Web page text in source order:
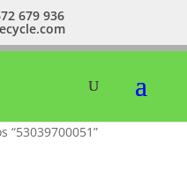
679 936